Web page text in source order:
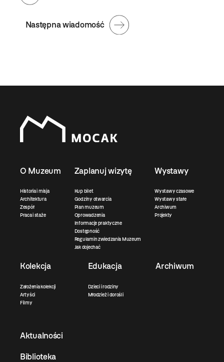
Następna wiadomość
O Muzeum
Historia i misja
Architektura
Zespół
Praca i staże
Zaplanuj wizytę
Kup bilet
Godziny otwarcia
Plan muzeum
Oprowadzenia
Informacje praktyczne
Dostępność
Regulamin zwiedzania Muzeum
Jak dojechać
Wystawy
Wystawy czasowe
Wystawy stałe
Archiwum
Projekty
Kolekcja
Założenia kolekcji
Artyści
Filmy
Edukacja
Dzieci i rodziny
Młodzież i dorośli
Archiwum
Aktualności
Biblioteka